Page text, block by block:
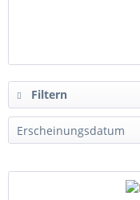
Filtern